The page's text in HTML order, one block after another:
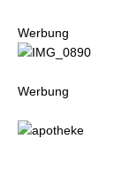
Werbung
Werbung